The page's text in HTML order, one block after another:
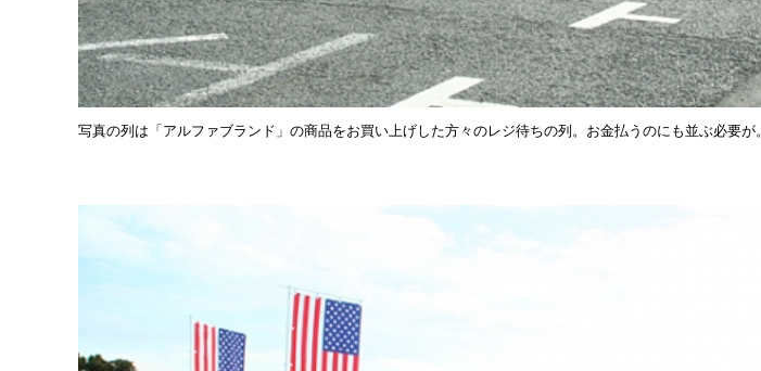
写真の列は「アルファブランド」の商品をお買い上げした方々のレジ待ちの列。お金払うのにも並ぶ必要が。